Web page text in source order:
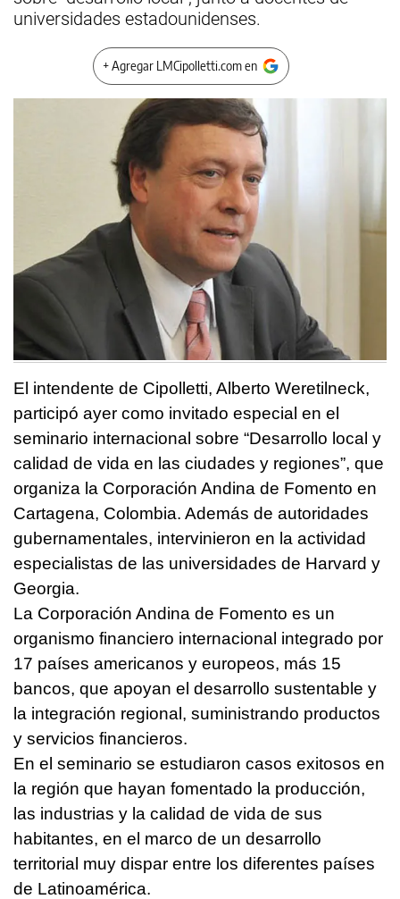
universidades estadounidenses.
+ Agregar LMCipolletti.com en
El intendente de Cipolletti, Alberto Weretilneck,
participó ayer como invitado especial en el
seminario internacional sobre “Desarrollo local y
calidad de vida en las ciudades y regiones”, que
organiza la Corporación Andina de Fomento en
Cartagena, Colombia. Además de autoridades
gubernamentales, intervinieron en la actividad
especialistas de las universidades de Harvard y
Georgia.
La Corporación Andina de Fomento es un
organismo financiero internacional integrado por
17 países americanos y europeos, más 15
bancos, que apoyan el desarrollo sustentable y
la integración regional, suministrando productos
y servicios financieros.
En el seminario se estudiaron casos exitosos en
la región que hayan fomentado la producción,
las industrias y la calidad de vida de sus
habitantes, en el marco de un desarrollo
territorial muy dispar entre los diferentes países
de Latinoamérica.